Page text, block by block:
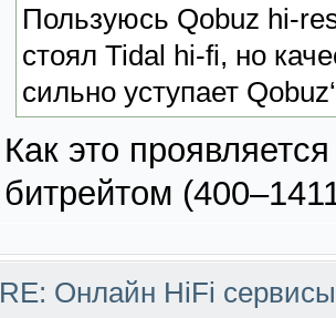
Пользуюсь Qobuz hi-
стоял Tidal hi-fi, но
сильно уступает
Как это
битрейтом
RE: Онлайн HiFi